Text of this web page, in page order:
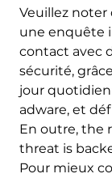
Veuillez noter
une enquête
contact avec
sécurité,
jour
adware, et
En outre, the
threat is
Pour mieux